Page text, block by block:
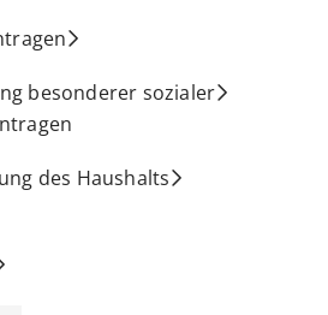
besonderer sozialer
des Haushalts